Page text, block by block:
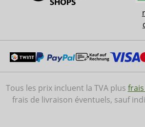
Tous les prix incluent la TVA plus
frais de livraison éventuels, sauf